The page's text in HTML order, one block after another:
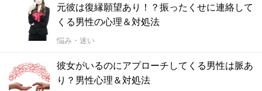
元彼は復縁願望あり！？振ったくせに連絡して
くる男性の心理＆対処法
悩み・迷い
彼女がいるのにアプローチしてくる男性は脈あ
り？男性心理＆対処法